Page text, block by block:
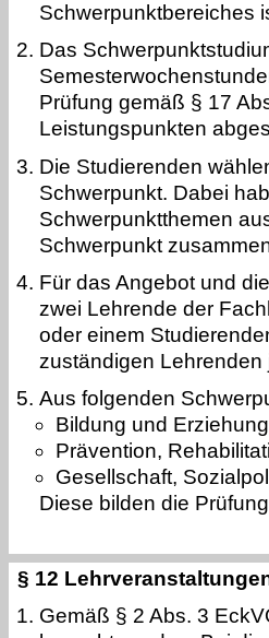
Schwerpunktbereiches
Das
Prüfung gemäß § 17
Leistungspunkten
Die Studierenden
Schwerpunkt. Dabei
Schwerpunktthemen
Schwerpunkt
Für das Angebot und
zwei Lehrende der
oder einem
zuständigen
Aus folgenden
Bildung und Erziehung
Prävention,
Gesellschaft,
Diese bilden die
§ 12
Gemäß § 2 Abs. 3